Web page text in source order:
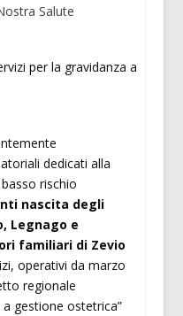
Salute
dedicati alla
rischio
nascita degli
Legnago e
familiari di Zevio
operativi da marzo
regionale
gestione ostetrica”